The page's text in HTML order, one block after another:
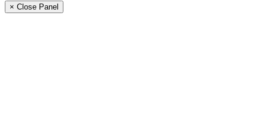
× Close Panel